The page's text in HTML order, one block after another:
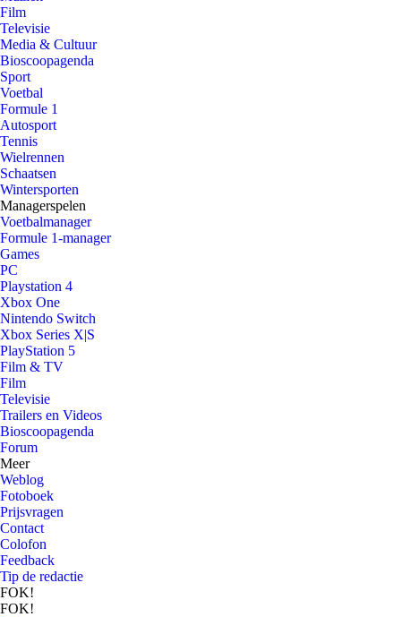
Film
Televisie
Media & Cultuur
Bioscoopagenda
Sport
Voetbal
Formule 1
Autosport
Tennis
Wielrennen
Schaatsen
Wintersporten
Managerspelen
Voetbalmanager
Formule 1-manager
Games
PC
Playstation 4
Xbox One
Nintendo Switch
Xbox Series X|S
PlayStation 5
Film & TV
Film
Televisie
Trailers en Videos
Bioscoopagenda
Forum
Meer
Weblog
Fotoboek
Prijsvragen
Contact
Colofon
Feedback
Tip de redactie
FOK!
FOK!